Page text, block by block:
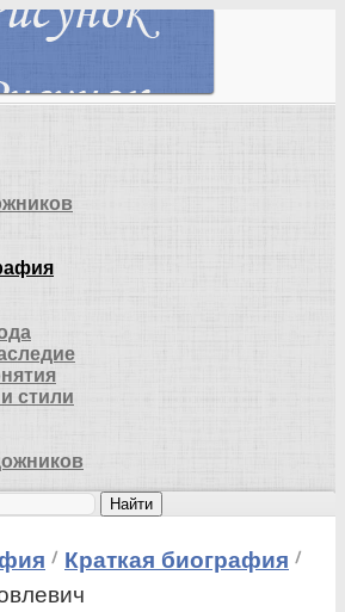
стили
Найти
Краткая биография